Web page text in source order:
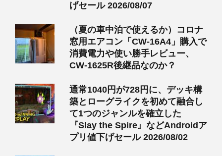
げセール 2026/08/07
（夏の車中泊で使えるか）コロナ
窓用エアコン「CW-16A4」購入で
消費電力や使い勝手レビュー、
CW-1625R後継品なのか？
通常1040円が728円に、デッキ構
築とローグライクを初めて融合し
て1つのジャンルを確立した
『Slay the Spire』などAndroidア
プリ値下げセール 2026/08/02